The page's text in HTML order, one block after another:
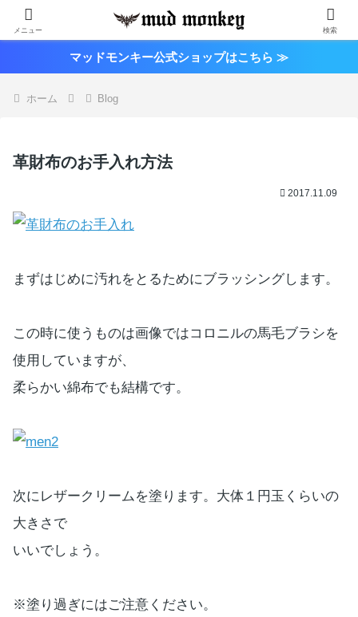
マッドモンキー公式ショップはこちら ≫
ホーム Blog
革財布のお手入れ方法
2017.11.09
まずはじめに汚れをとるためにブラッシングします。
この時に使うものは画像ではコロニルの馬毛ブラシを
使用していますが、
柔らかい綿布でも結構です。
次にレザークリームを塗ります。大体１円玉くらいの
大きさで
いいでしょう。
※塗り過ぎにはご注意ください。
メニュー 検索